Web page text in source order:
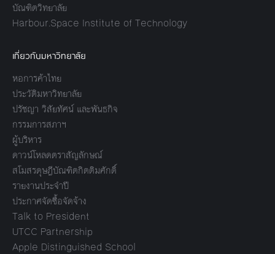
บัณฑิตวิทยาลัย
Harbour.Space Institute of Technology
เกี่ยวกับมหาวิทยาลัย
หอการค้าไทย
ประวัติมหาวิทยาลัย
ปรัชญา วิสัยทัศน์ และพันธกิจ
กรรมการสภาฯ
ผู้บริหาร
ดาวน์โหลดตราสัญลักษณ์
สโมสรดุษฎีบัณฑิตกิตติมศักดิ์
รายงานประจำปี
ประกาศจัดซื้อจัดจ้าง
Talk to President
UTCC Partnership
Apple Distinguished School